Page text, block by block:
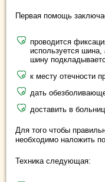
Первая помощь
проводится
используется
шину
к месту отечности
дать
доставить в
Для того чтобы
необходимо наложить
Техника следующая: